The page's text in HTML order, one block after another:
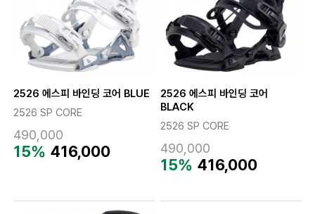
2526 에스피 바인딩 코어 BLUE
2526 SP CORE
490,000
15% 416,000
2526 에스피 바인딩 코어
BLACK
2526 SP CORE
490,000
15% 416,000